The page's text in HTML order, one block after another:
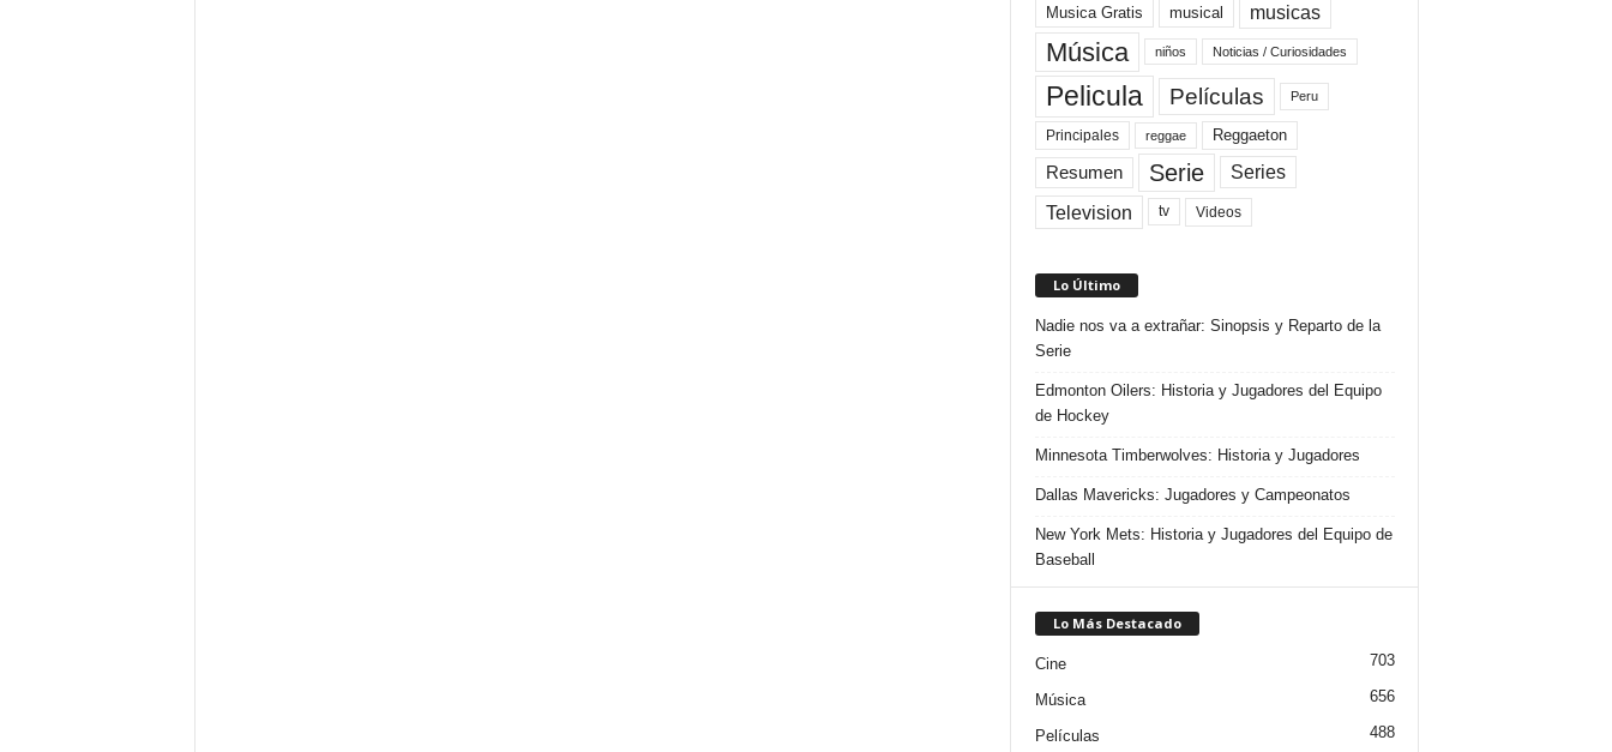
Musica Gratis musical musicas
Música niños Noticias / Curiosidades
Pelicula Películas Peru
Principales reggae Reggaeton
Resumen Serie Series
Television tv Videos
Lo Último
Nadie nos va a extrañar: Sinopsis y Reparto de la
Serie
Edmonton Oilers: Historia y Jugadores del Equipo
de Hockey
Minnesota Timberwolves: Historia y Jugadores
Dallas Mavericks: Jugadores y Campeonatos
New York Mets: Historia y Jugadores del Equipo de
Baseball
Lo Más Destacado
Cine 703
Música 656
Películas 488